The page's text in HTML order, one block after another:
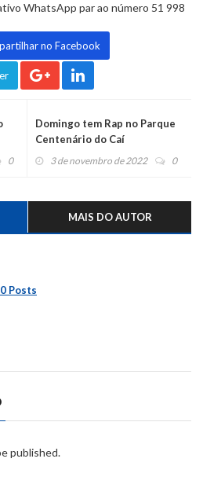
WhatsApp par ao número 51 998
no Facebook
0
Domingo tem Rap no Parque
Centenário do Caí
3 de novembro de 2022 0
MAIS DO AUTOR
Posts
published.